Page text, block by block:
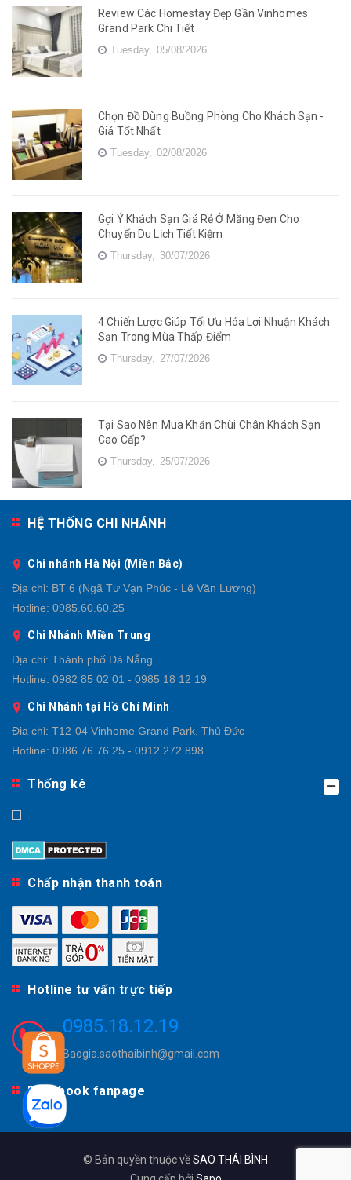
Review Các Homestay Đẹp Gần Vinhomes
Grand Park Chi Tiết
Tuesday, 05/08/2026
Chọn Đồ Dùng Buồng Phòng Cho Khách Sạn -
Giá Tốt Nhất
Tuesday, 02/08/2026
Gợi Ý Khách Sạn Giá Rẻ Ở Măng Đen Cho
Chuyến Du Lịch Tiết Kiệm
Thursday, 30/07/2026
4 Chiến Lược Giúp Tối Ưu Hóa Lợi Nhuận Khách
Sạn Trong Mùa Thấp Điểm
Thursday, 27/07/2026
Tại Sao Nên Mua Khăn Chùi Chân Khách Sạn
Cao Cấp?
Thursday, 25/07/2026
HỆ THỐNG CHI NHÁNH
Chi nhánh Hà Nội (Miền Bắc)
Địa chỉ: BT 6 (Ngã Tư Vạn Phúc - Lê Văn Lương)
Hotline: 0985.60.60.25
Chi Nhánh Miền Trung
Địa chỉ: Thành phố Đà Nẵng
Hotline: 0982 85 02 01 - 0985 18 12 19
Chi Nhánh tại Hồ Chí Minh
Địa chỉ: T12-04 Vinhome Grand Park, Thủ Đức
Hotline: 0986 76 76 25 - 0912 272 898
Thống kê
Chấp nhận thanh toán
Hotline tư vấn trực tiếp
0985.18.12.19
Baogia.saothaibinh@gmail.com
Facebook fanpage
© Bản quyền thuộc vềSAO THÁI BÌNH